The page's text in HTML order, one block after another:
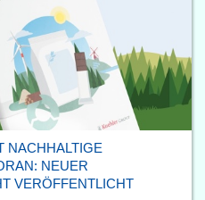
NACHHALTIGE
NEUER
VERÖFFENTLICHT